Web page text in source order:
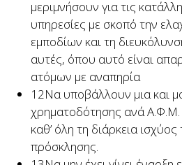
μεριμνήσουν για τις
υπηρεσίες με σκοπό την
εμποδίων και τη
αυτές, όπου αυτό είναι
ατόμων με αναπηρία
12Να υποβάλλουν μια και
χρηματοδότησης ανά
καθ’ όλη τη διάρκεια
πρόσκλησης.